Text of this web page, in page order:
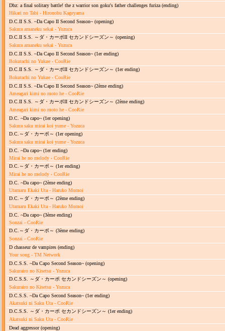
Dbz: a final solitary battle! the z warrior son goku's father challenges furiza (ending)
Hikari no Tabi - Hironobu Kageyama
D.C.II S.S. ~Da Capo II Second Season~ (opening)
Sakura amaneku sekai - Yozuca
D.C.II S.S. ～ダ・カーポII セカンドシーズン～ (opening)
Sakura amaneku sekai - Yozuca
D.C.II S.S. ~Da Capo II Second Season~ (1er ending)
Bokutachi no Yukue - CooRie
D.C.II S.S. ～ダ・カーポII セカンドシーズン～ (1er ending)
Bokutachi no Yukue - CooRie
D.C.II S.S. ~Da Capo II Second Season~ (2ème ending)
Ameagari kimi no moto he - CooRie
D.C.II S.S. ～ダ・カーポII セカンドシーズン～ (2ème ending)
Ameagari kimi no moto he - CooRie
D.C. ~Da capo~ (1er opening)
Sakura saku mirai koi yume - Yozuca
D.C.～ダ・カーポ～ (1er opening)
Sakura saku mirai koi yume - Yozuca
D.C. ~Da capo~ (1er ending)
Mirai he no melody - CooRie
D.C.～ダ・カーポ～ (1er ending)
Mirai he no melody - CooRie
D.C. ~Da capo~ (2ème ending)
Utamaru Ekaki Uta - Haruko Momoi
D.C.～ダ・カーポ～ (2ème ending)
Utamaru Ekaki Uta - Haruko Momoi
D.C. ~Da capo~ (3ème ending)
Sonzai - CooRie
D.C.～ダ・カーポ～ (3ème ending)
Sonzai - CooRie
D chasseur de vampires (ending)
Your song - TM Network
D.C.S.S. ~Da Capo Second Season~ (opening)
Sakurairo no Kisetsu - Yozuca
D.C.S.S. ～ダ・カーポ セカンドシーズン～ (opening)
Sakurairo no Kisetsu - Yozuca
D.C.S.S. ~Da Capo Second Season~ (1er ending)
Akatsuki ni Saku Uta - CooRie
D.C.S.S. ～ダ・カーポ セカンドシーズン～ (1er ending)
Akatsuki ni Saku Uta - CooRie
Dead aggressor(opening)